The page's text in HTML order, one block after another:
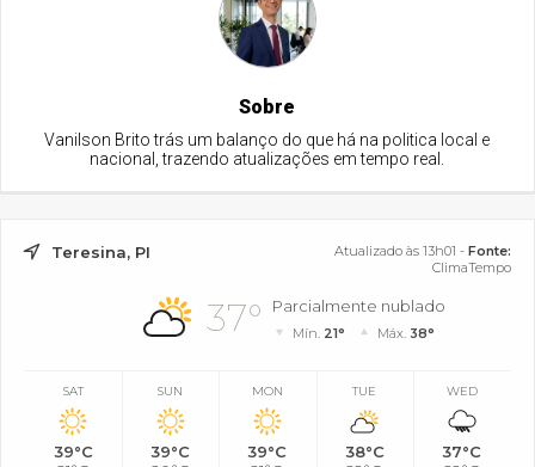
Sobre
Vanilson Brito trás um balanço do que há na politica local e
nacional, trazendo atualizações em tempo real.
Teresina, PI Atualizado às 13h01 - Fonte:
ClimaTempo
37° Parcialmente nublado
Mín. 21° Máx. 38°
SAT
39°C
SUN
39°C
MON
39°C
TUE
38°C
WED
37°C